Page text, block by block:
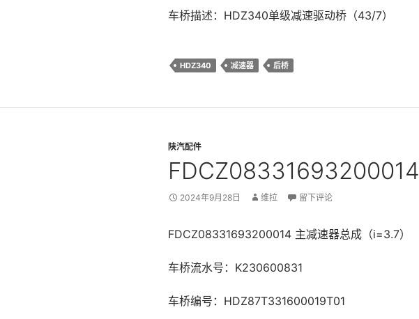
车桥描述：HDZ340单级减速驱动桥（43/7）
HDZ340 减速器 后桥
陕汽配件
FDCZ08331693200014
2024年9月28日 维拉 留下评论
FDCZ08331693200014 主减速器总成（i=3.7）
车桥流水号：K230600831
车桥编号：HDZ87T331600019T01